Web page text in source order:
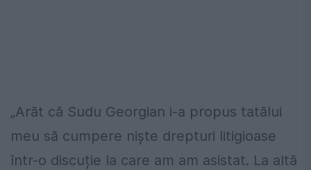
„Arăt că Sudu Georgian i-a propus tatălui
meu să cumpere niște drepturi litigioase
într-o discuție la care am am asistat. La altă